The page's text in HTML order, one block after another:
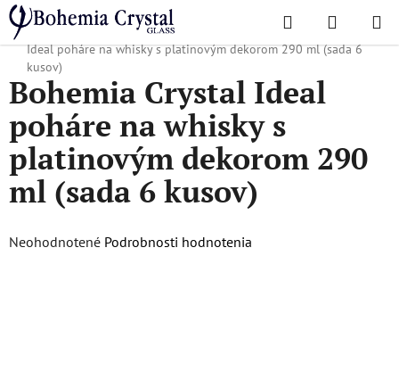
Prejsť
na
obsah
Hľadať
KOŠÍK
Domov
/ Obľúbené kolekcie / Kompletná ponuka
Bohemia Crystal
Ideal poháre na whisky s platinovým dekorom 290 ml (sada 6
kusov)
Bohemia Crystal Ideal
poháre na whisky s
platinovým dekorom 290
ml (sada 6 kusov)
Priemerné
Neohodnotené Podrobnosti hodnotenia